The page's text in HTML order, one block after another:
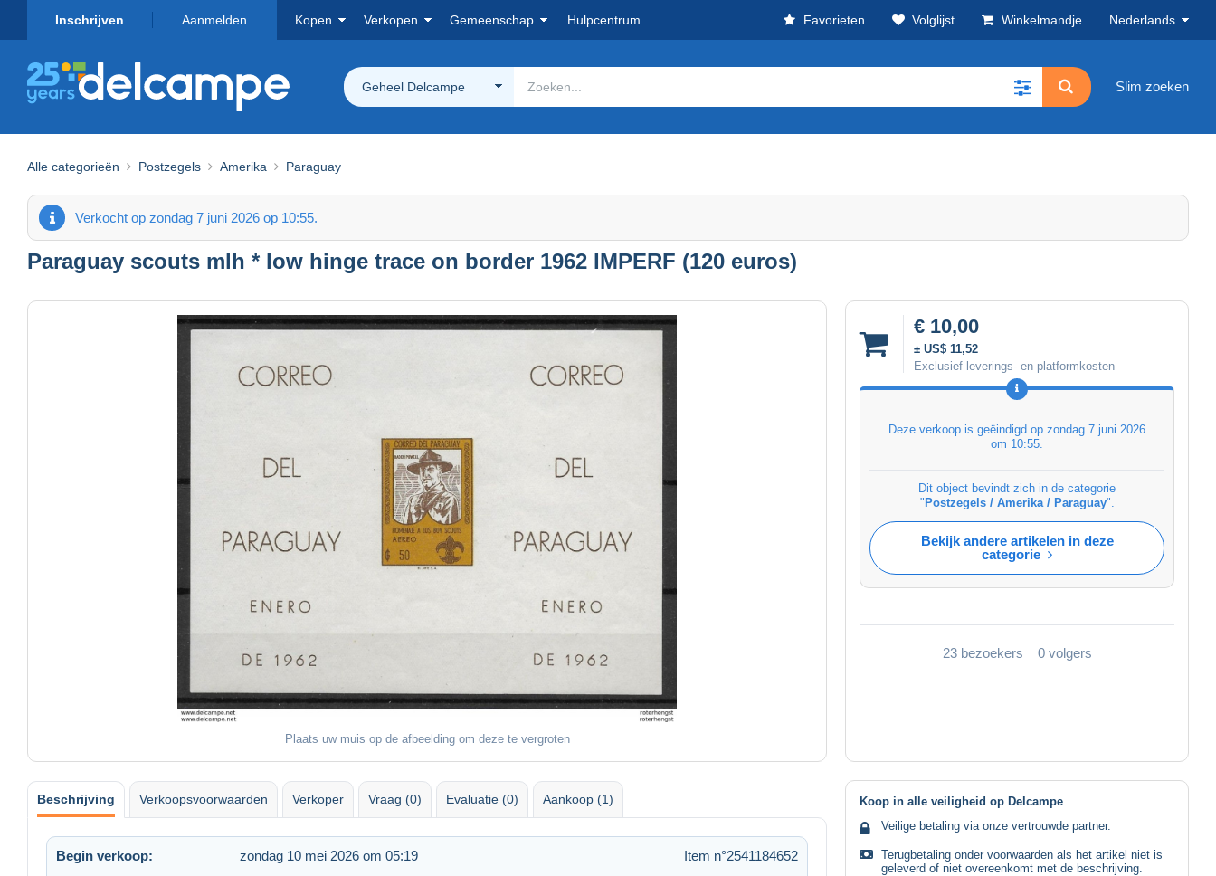
Inschrijven Aanmelden Kopen Verkopen Gemeenschap Hulpcentrum Favorieten Volglijst Winkelmandje Nederlands
Geheel Delcampe Slim zoeken
Alle categorieën Postzegels Amerika Paraguay
Verkocht op zondag 7 juni 2026 op 10:55.
Paraguay scouts mlh * low hinge trace on border 1962 IMPERF (120 euros)
Plaats uw muis op de afbeelding om deze te vergroten
€ 10,00
± US$ 11,52
Exclusief leverings- en platformkosten
Deze verkoop is geëindigd op zondag 7 juni 2026
om 10:55
Dit object bevindt zich in de categorie
" Postzegels / Amerika / Paraguay".
Bekijk andere artikelen in deze
categorie
23 bezoekers 0 volgers
Beschrijving Verkoopsvoorwaarden Verkoper Vraag (0) Evaluatie (0) Aankoop (1)
Begin verkoop: zondag 10 mei 2026 om 05:19
Item n°2541184652
Koop in alle veiligheid op Delcampe
Veilige betaling via onze vertrouwde partner.
Terugbetaling onder voorwaarden als het artikel niet is
geleverd of niet overeenkomt met de beschrijving.